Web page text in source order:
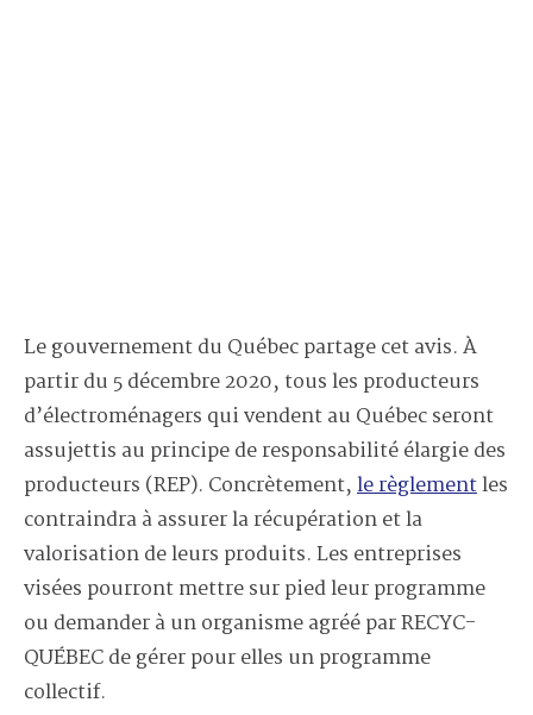
Le gouvernement du Québec partage cet avis. À
partir du 5 décembre 2020, tous les producteurs
d’électroménagers qui vendent au Québec seront
assujettis au principe de responsabilité élargie des
producteurs (REP). Concrètement,le règlementles
contraindra à assurer la récupération et la
valorisation de leurs produits. Les entreprises
visées pourront mettre sur pied leur programme
ou demander à un organisme agréé par RECYC-
QUÉBEC de gérer pour elles un programme
collectif.